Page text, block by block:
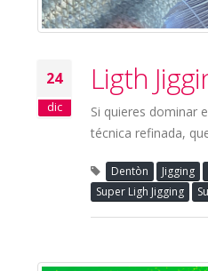
24
dic
Ligth
Si quieres dominar
técnica refinada,
Dentòn Jigging
Super Ligh Jigging